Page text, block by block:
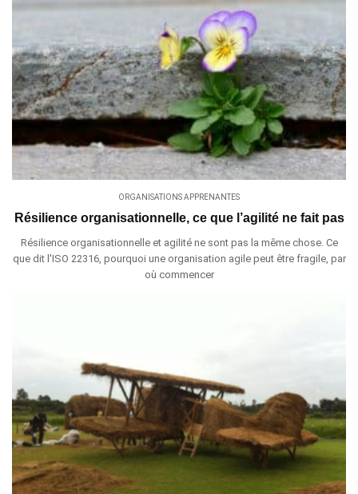
ORGANISATIONS APPRENANTES
Résilience organisationnelle, ce que l’agilité ne fait pas
Résilience organisationnelle et agilité ne sont pas la même chose. Ce
que dit l'ISO 22316, pourquoi une organisation agile peut être fragile, par
où commencer